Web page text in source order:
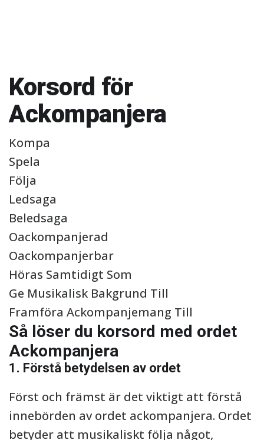
Korsord för
Ackompanjera
Kompa
Spela
Följa
Ledsaga
Beledsaga
Oackompanjerad
Oackompanjerbar
Höras Samtidigt Som
Ge Musikalisk Bakgrund Till
Framföra Ackompanjemang Till
Så löser du korsord med ordet
Ackompanjera
1. Förstå betydelsen av ordet
Först och främst är det viktigt att förstå
innebörden av ordet ackompanjera. Ordet
betyder att musikaliskt följa något,